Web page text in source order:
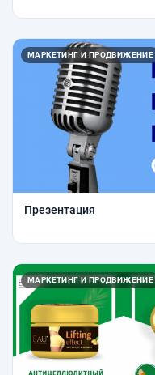
МАРКЕТИНГ И ПРОДВИЖЕНИЕ
Презентация
МАРКЕТИНГ И ПРОДВИЖЕНИЕ